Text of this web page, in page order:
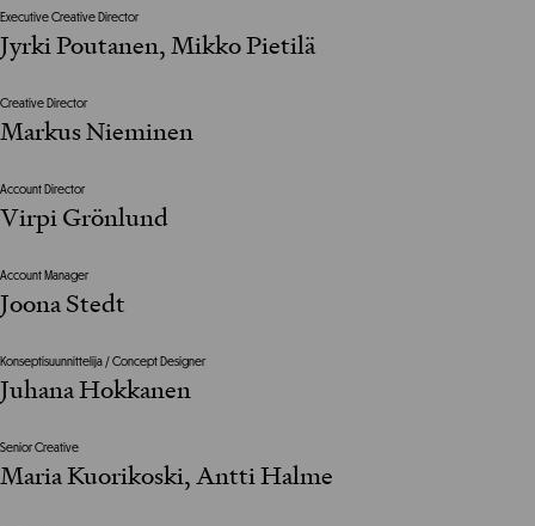
Executive Creative Director
Jyrki Poutanen, Mikko Pietilä
Creative Director
Markus Nieminen
Account Director
Virpi Grönlund
Account Manager
Joona Stedt
Konseptisuunnittelija / Concept Designer
Juhana Hokkanen
Senior Creative
Maria Kuorikoski, Antti Halme